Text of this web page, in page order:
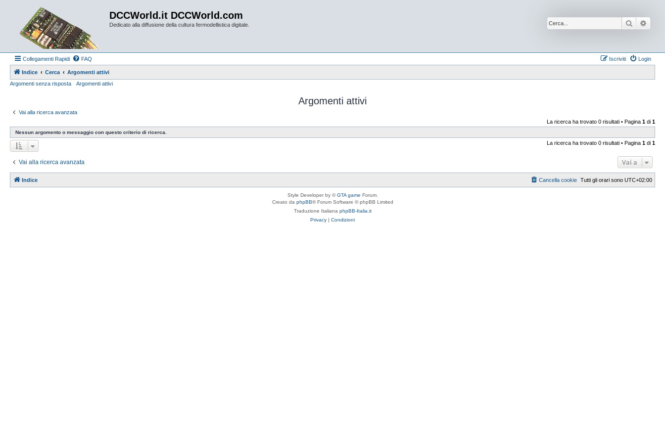
DCCWorld.it DCCWorld.com
Dedicato alla diffusione della cultura fermodellistica digitale. Cerca
Collegamenti Rapidi FAQ Login
Iscriviti
Indice Cerca
Argomenti attivi
Argomenti senza risposta
Argomenti attivi
Argomenti attivi
Vai alla ricerca avanzata
La ricerca ha trovato 0 risultati • Pagina 1 di 1
Nessun argomento o messaggio con questo criterio di ricerca.
La ricerca ha trovato 0 risultati • Pagina 1 di 1
Vai alla ricerca avanzata Vai a
Indice Tutti gli orari sono UTC+02:00
Cancella cookie
Style Developer by ©GTA game Forum.
Creato da phpBB® Forum Software © phpBB Limited
Traduzione Italiana phpBB-Italia.it
Privacy | Condizioni